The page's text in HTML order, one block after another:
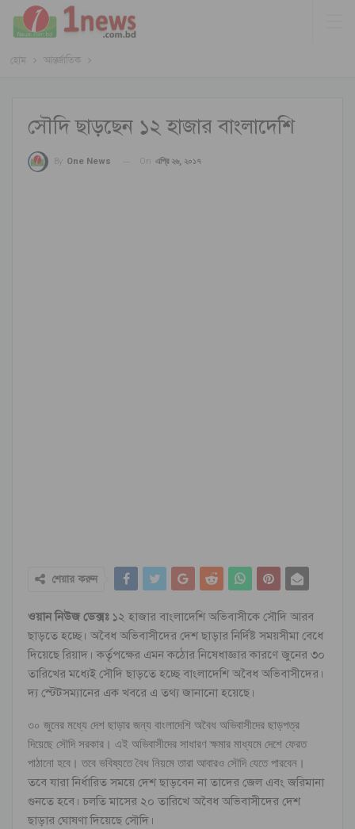
হোম আন্তর্জাতিক
সৌদি ছাড়ছেন ১২ হাজার বাংলাদেশি
By One News On এপ্রি ২৬, ২০১৭
শেয়ার করুন
ওয়ান নিউজ ডেক্সঃ১২ হাজার বাংলাদেশি অভিবাসীকে সৌদি আরব
ছাড়তে হচ্ছে। অবৈধ অভিবাসীদের দেশ ছাড়ার নির্দিষ্ট সময়সীমা বেধে
দিয়েছে রিয়াদ। কর্তৃপক্ষের এমন কঠোর নিষেধাজ্ঞার কারণে জুনের ৩০
তারিখের মধ্যেই সৌদি ছাড়তে হচ্ছে বাংলাদেশি অবৈধ অভিবাসীদের।
দ্য স্টেটসম্যানের এক খবরে এ তথ্য জানানো হয়েছে।
৩০ জুনের মধ্যে দেশ ছাড়ার জন্য বাংলাদেশি অবৈধ অভিবাসীদের ছাড়পত্র
দিয়েছে সৌদি সরকার। এই অভিবাসীদের সাধারণ ক্ষমার মাধ্যমে দেশে ফেরত
পাঠানো হবে। তবে ভবিষ্যতে বৈধ নিয়মে তারা আবারও সৌদি যেতে পারবেন।
তবে যারা নির্ধারিত সময়ে দেশ ছাড়বেন না তাদের জেল এবং জরিমানা
গুনতে হবে। চলতি মাসের ২০ তারিখে অবৈধ অভিবাসীদের দেশ
ছাড়ার ঘোষণা দিয়েছে সৌদি।